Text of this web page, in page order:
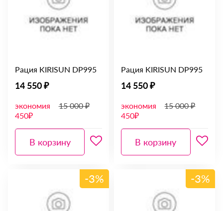
Рация KIRISUN DP995
14 550 ₽
экономия
450₽
15 000 ₽
В корзину
Рация KIRISUN DP995
14 550 ₽
экономия
450₽
15 000 ₽
В корзину
-3% -3%